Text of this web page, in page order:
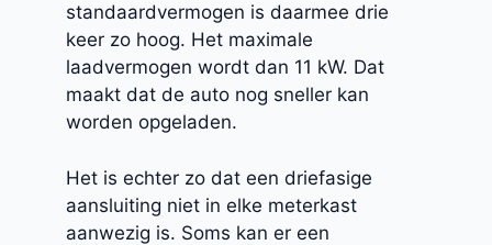
standaardvermogen is daarmee drie
keer zo hoog. Het maximale
laadvermogen wordt dan 11 kW. Dat
maakt dat de auto nog sneller kan
worden opgeladen.
Het is echter zo dat een driefasige
aansluiting niet in elke meterkast
aanwezig is. Soms kan er een